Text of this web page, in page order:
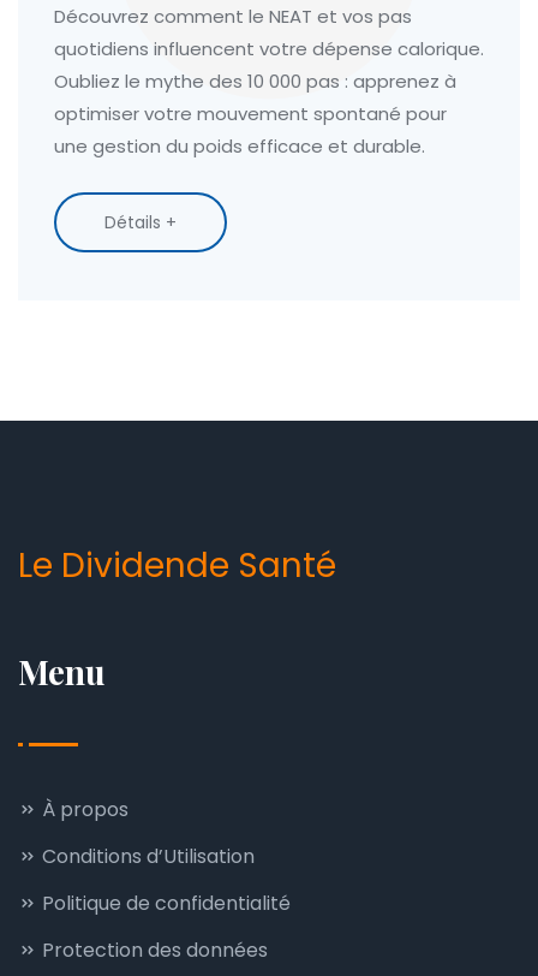
Découvrez comment le NEAT et vos pas
quotidiens influencent votre dépense calorique.
Oubliez le mythe des 10 000 pas : apprenez à
optimiser votre mouvement spontané pour
une gestion du poids efficace et durable.
Détails +
Le Dividende Santé
Menu
À propos
Conditions d’Utilisation
Politique de confidentialité
Protection des données